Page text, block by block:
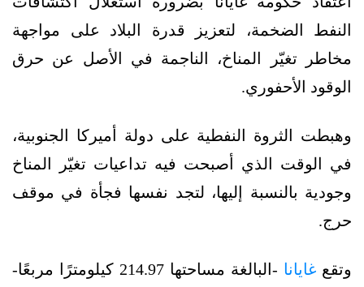
النفط الضخمة، لتعزيز قدرة البلاد على مواجهة
مخاطر تغيّر المناخ، الناجمة في الأصل عن حرق
الوقود الأحفوري.
وهبطت الثروة النفطية على دولة أميركا الجنوبية،
في الوقت الذي أصبحت فيه تداعيات تغيّر المناخ
وجودية بالنسبة إليها، لتجد نفسها فجأة في موقف
حرج.
وتقع غايانا
-البالغة مساحتها 214.97 كيلومترًا مربعًا-